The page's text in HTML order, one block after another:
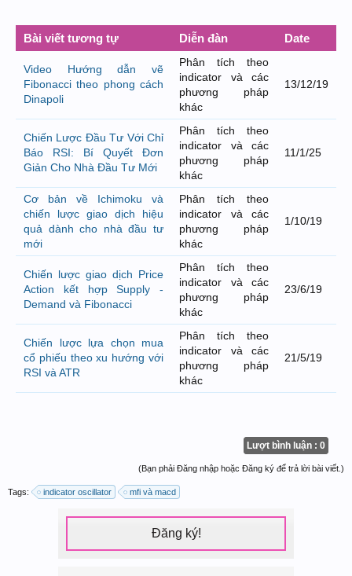
Bài viết tương tự Diễn đàn Date
Video Hướng dẫn vẽ
Fibonacci theo phong cách
Dinapoli
Phân tích theo
indicator và các
phương pháp
khác
13/12/19
Chiến Lược Đầu Tư Với Chỉ
Báo RSI: Bí Quyết Đơn
Giản Cho Nhà Đầu Tư Mới
Phân tích theo
indicator và các
phương pháp
khác
11/1/25
Cơ bản về Ichimoku và
chiến lược giao dịch hiệu
quả dành cho nhà đầu tư
mới
Phân tích theo
indicator và các
phương pháp
khác
1/10/19
Chiến lược giao dịch Price
Action kết hợp Supply -
Demand và Fibonacci
Phân tích theo
indicator và các
phương pháp
khác
23/6/19
Chiến lược lựa chọn mua
cổ phiếu theo xu hướng với
RSI và ATR
Phân tích theo
indicator và các
phương pháp
khác
21/5/19
Lượt bình luận : 0
(Bạn phải Đăng nhập hoặc Đăng ký để trả lời bài viết.)
Tags: indicator oscillator mfi và macd
Đăng ký!